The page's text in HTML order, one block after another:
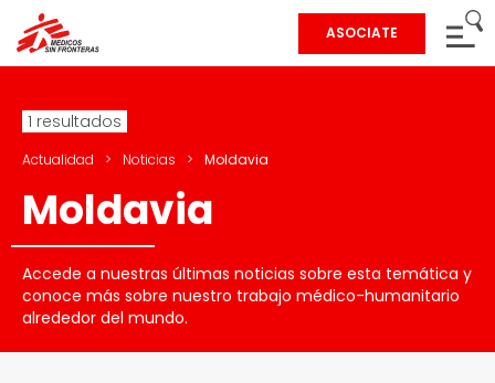
ASOCIATE
1 resultados
Actualidad > Noticias > Moldavia
Moldavia
Accede a nuestras últimas noticias sobre esta temática y
conoce más sobre nuestro trabajo médico-humanitario
alrededor del mundo.